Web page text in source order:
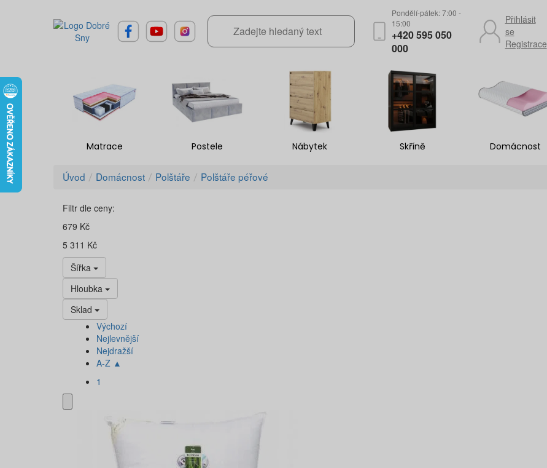
Pondělí-pátek: 7:00 -
15:00
+420 595 050
000
Přihlásit
se
Registrace
Matrace Postele Nábytek Skříně Domácnost
Úvod Domácnost Polštáře Polštáře péřové
Filtr dle ceny:
679 Kč
5 311 Kč
Šířka
Hloubka
Sklad
Výchozí
Nejlevnější
Nejdražší
A-Z ▲
1